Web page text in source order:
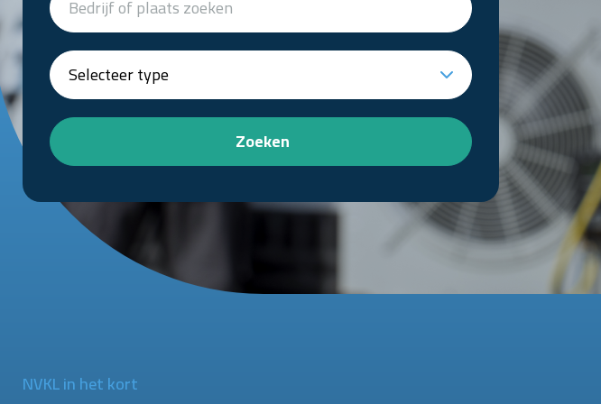
Zoeken
NVKL in het kort